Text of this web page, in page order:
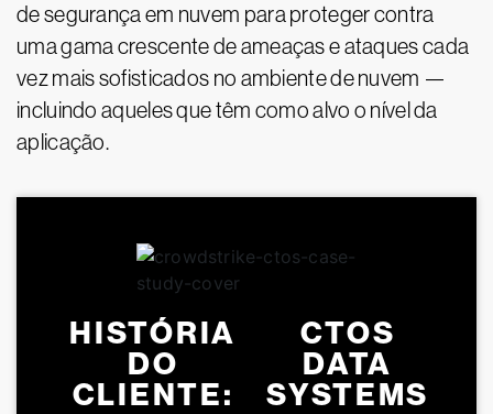
de segurança em nuvem para proteger contra
uma gama crescente de ameaças e ataques cada
vez mais sofisticados no ambiente de nuvem —
incluindo aqueles que têm como alvo o nível da
aplicação.
HISTÓRIA
DO
CLIENTE:
CTOS
DATA
SYSTEMS